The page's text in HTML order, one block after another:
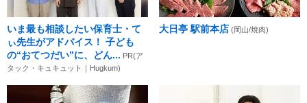
いま最も相談したい保育士・て
ぃ先生がアドバイス！ 子ども
の“おてつだい”に、どん... PR(ア
タック・キュキュット｜Hugkum)
大日亭 駅前本店 (岡山/焼肉)